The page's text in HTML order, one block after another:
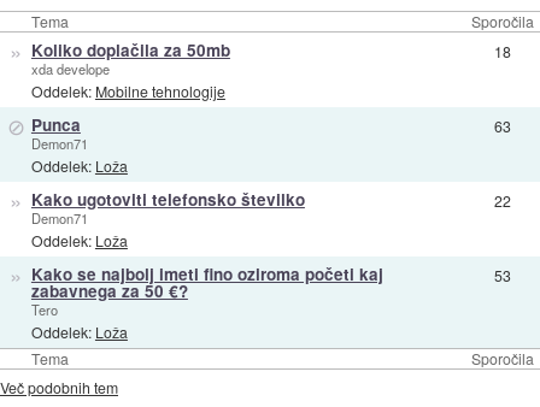
Tema Sporočila
Tema Sporočila
» Koliko doplačila za 50mb
xda develope
Oddelek: Mobilne tehnologije
18
⊘ Punca
Demon71
Oddelek: Loža
63
» Kako ugotoviti telefonsko številko
Demon71
Oddelek: Loža
22
» Kako se najbolj imeti fino oziroma početi kaj
zabavnega za 50 €?
Tero
Oddelek: Loža
53
Več podobnih tem